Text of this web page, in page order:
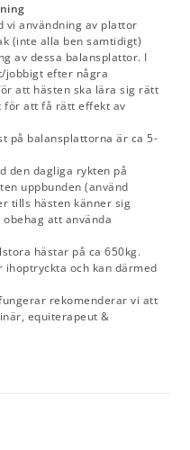
vi användning av plattor
(inte alla ben samtidigt)
av dessa balansplattor. I
jobbigt efter några
att hästen ska lära sig rätt
för att få rätt effekt av
på balansplattorna är ca 5-
den dagliga rykten på
uppbunden (använd
tills hästen känner sig
att använda
hästar på ca 650kg.
och kan därmed
rekomenderar vi att
equiterapeut &